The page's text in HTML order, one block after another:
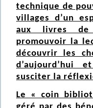
technique de
villages d’un
aux livres
promouvoir la
découvrir les
d’aujourd’hui
susciter la
Le « coin